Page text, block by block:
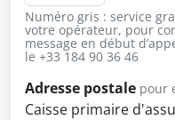
Numéro gris : service
votre opérateur, pour
message en début
le +33 184 90 36 46
Adresse postale pour
Caisse primaire